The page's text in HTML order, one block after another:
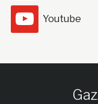
Youtube